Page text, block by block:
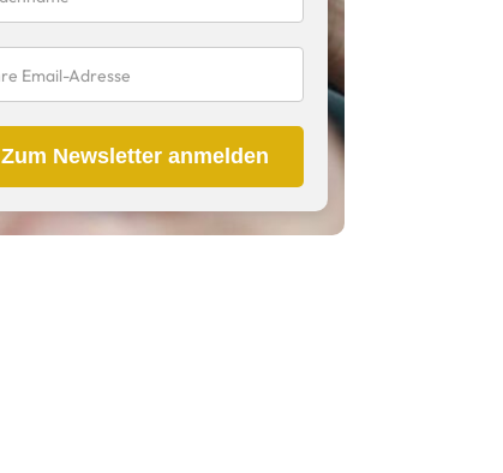
Zum Newsletter anmelden